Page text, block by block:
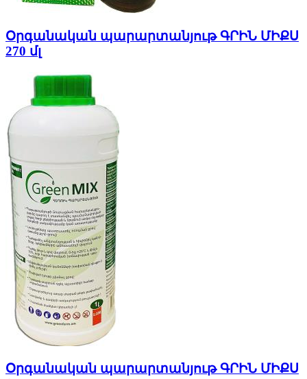
Օրգանական պարարտանյութ ԳՐԻՆ ՄԻՔՍ
270 մլ
Օրգանական պարարտանյութ ԳՐԻՆ ՄԻՔՍ